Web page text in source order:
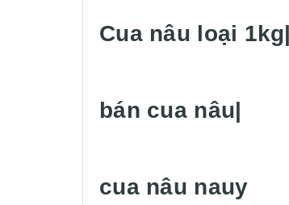
Cua nâu loại 1kg|
bán cua nâu|
cua nâu nauy